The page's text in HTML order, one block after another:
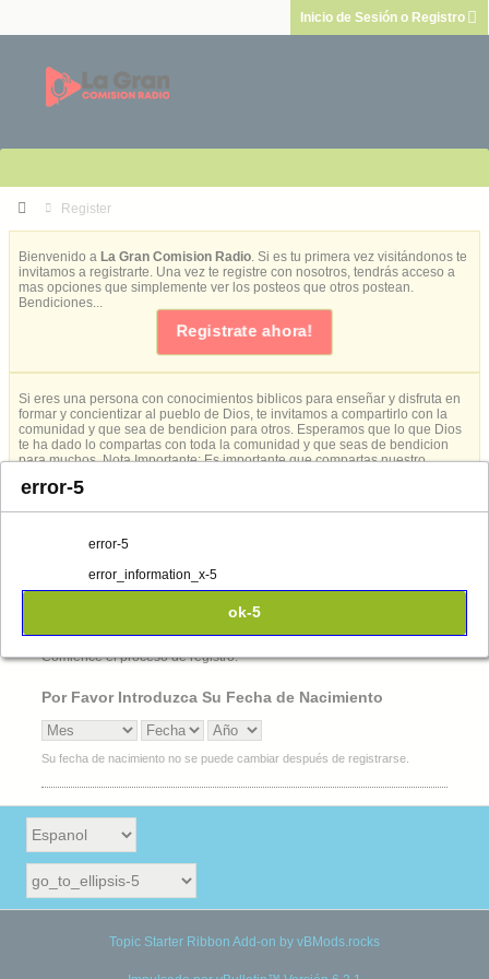
Inicio de Sesión o Registro
Register
Bienvenido a La Gran Comision Radio. Si es tu primera vez visitándonos te
invitamos a registrarte. Una vez te registre con nosotros, tendrás acceso a
mas opciones que simplemente ver los posteos que otros postean.
Bendiciones...
Registrate ahora!
Si eres una persona con conocimientos biblicos para enseñar y disfruta en
formar y concientizar al pueblo de Dios, te invitamos a compartirlo con la
comunidad y que sea de bendicion para otros. Esperamos que lo que Dios
te ha dado lo compartas con toda la comunidad y que seas de bendicion
para muchos. Nota Importante: Es importante que compartas nuestro
Iniciar un tema
Register
Comience el proceso de registro.
Por Favor Introduzca Su Fecha de Nacimiento
Su fecha de nacimiento no se puede cambiar después de registrarse.
Topic Starter Ribbon Add-on by vBMods.rocks
error-5
error-5
error_information_x-5
ok-5